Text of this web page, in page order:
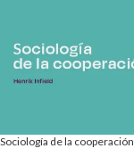
Sociología de la cooperación